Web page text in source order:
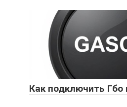
Как подключить Гбо